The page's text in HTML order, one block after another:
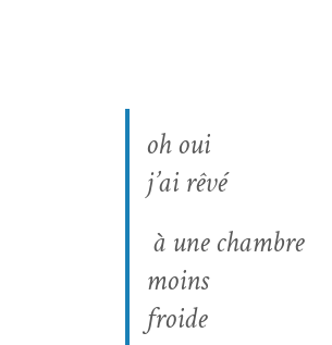
oh oui
j’ai rêvé
à une cham­bre
moins
froide